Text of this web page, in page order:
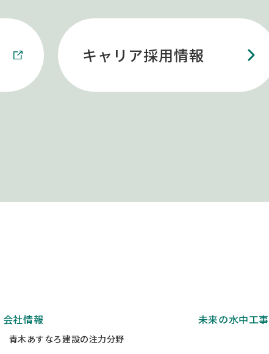
キャリア採用情報
会社情報
青木あすなろ建設の注力分野
未来の水中工事